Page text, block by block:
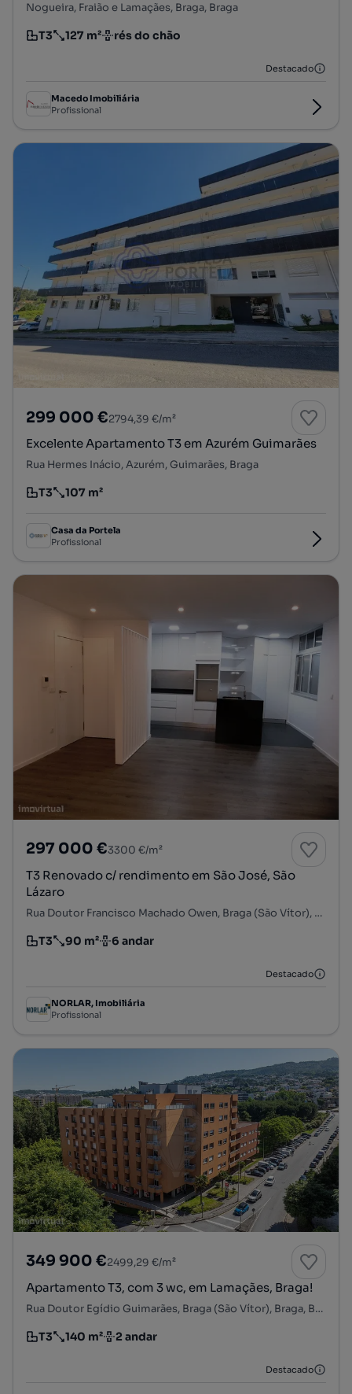
Nogueira, Fraião e Lamaçães, Braga, Braga
Tipologia
T3
Preço por metro quadrado
127 m²
Andar rés do chão
Destacado
Macedo Imobiliária
Profissional
299 000 €2794,39 €/m²
Excelente Apartamento T3 em Azurém Guimarães
Rua Hermes Inácio, Azurém, Guimarães, Braga
Tipologia
T3
Preço por metro quadrado
107 m²
Casa da Portela
Profissional
297 000 €3300 €/m²
T3 Renovado c/ rendimento em São José, São
Lázaro
Rua Doutor Francisco Machado Owen, Braga (São Vítor), Braga, Braga
Tipologia
T3
Preço por metro quadrado
90 m²
Andar 6 andar
Destacado
NORLAR, Imobiliária
Profissional
349 900 €2499,29 €/m²
Apartamento T3, com 3 wc, em Lamaçães, Braga!
Rua Doutor Egídio Guimarães, Braga (São Vítor), Braga, Braga
Tipologia
T3
Preço por metro quadrado
140 m²
Andar 2 andar
Destacado